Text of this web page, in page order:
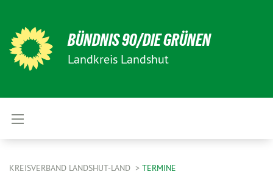
BÜNDNIS 90/DIE GRÜNEN
Landkreis Landshut
KREISVERBAND LANDSHUT-LAND TERMINE